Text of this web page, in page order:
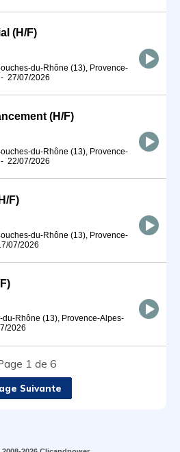
(H/F)
du-Rhône (13), Provence-
- 27/07/2026
(H/F)
du-Rhône (13), Provence-
- 22/07/2026
F)
du-Rhône (13), Provence-
07/2026
Rhône (13), Provence-Alpes-
2026
1 de 6
Suivante